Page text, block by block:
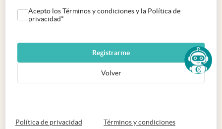
Acepto los Términos y condiciones y la Política de
privacidad*
Registrarme
Volver
Política de privacidad abre en nueva pestaña
Términos y condicionesabre en nueva